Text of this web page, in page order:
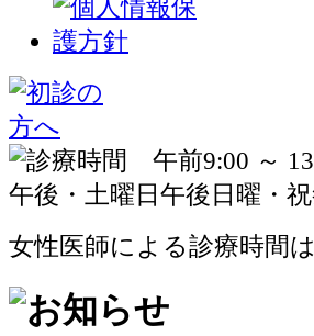
女性医師による診療時間は